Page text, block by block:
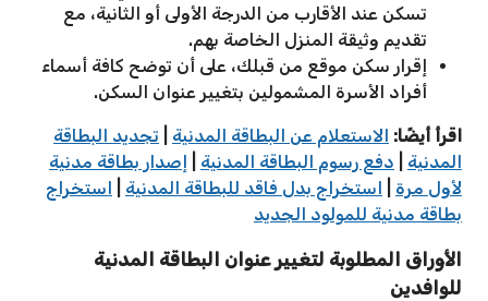
تسكن عند الأقارب من الدرجة الأولى أو الثانية، مع
تقديم وثيقة المنزل الخاصة بهم.
إقرار سكن موقع من قبلك، على أن توضح كافة أسماء
أفراد الأسرة المشمولين بتغيير عنوان السكن.
اقرأ أيضًا: الاستعلام عن البطاقة المدنية
تجديد البطاقة
المدنية
دفع رسوم البطاقة المدنية
إصدار بطاقة مدنية
لأول مرة
استخراج بدل فاقد للبطاقة المدنية
استخراج
بطاقة مدنية للمولود الجديد
الأوراق المطلوبة لتغيير عنوان البطاقة المدنية
للوافدين